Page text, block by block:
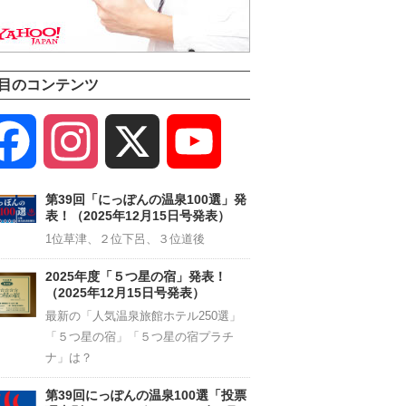
のコンテンツ
Facebook Instagram
Channel
第39回「にっぽんの温泉100選」発
表！（2025年12月15日号発表）
1位草津、２位下呂、３位道後
2025年度「５つ星の宿」発表！
（2025年12月15日号発表）
最新の「人気温泉旅館ホテル250選」
「５つ星の宿」「５つ星の宿プラチ
ナ」は？
第39回にっぽんの温泉100選「投票